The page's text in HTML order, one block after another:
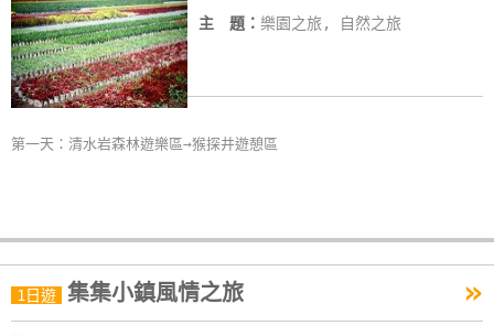
主 題： 樂園之旅, 自然之旅
第一天：清水岩森林遊樂區→猴探井遊憩區
1日遊 集集小鎮風情之旅 »